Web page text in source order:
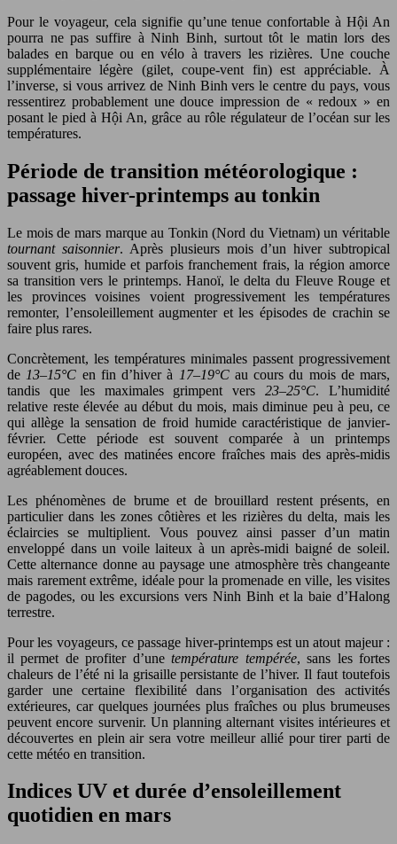
Pour le voyageur, cela signifie qu’une tenue confortable à Hội An
pourra ne pas suffire à Ninh Binh, surtout tôt le matin lors des
balades en barque ou en vélo à travers les rizières. Une couche
supplémentaire légère (gilet, coupe-vent fin) est appréciable. À
l’inverse, si vous arrivez de Ninh Binh vers le centre du pays, vous
ressentirez probablement une douce impression de « redoux » en
posant le pied à Hội An, grâce au rôle régulateur de l’océan sur les
températures.
Période de transition météorologique :
passage hiver-printemps au tonkin
Le mois de mars marque au Tonkin (Nord du Vietnam) un véritable
tournant saisonnier. Après plusieurs mois d’un hiver subtropical
souvent gris, humide et parfois franchement frais, la région amorce
sa transition vers le printemps. Hanoï, le delta du Fleuve Rouge et
les provinces voisines voient progressivement les températures
remonter, l’ensoleillement augmenter et les épisodes de crachin se
faire plus rares.
Concrètement, les températures minimales passent progressivement
de 13–15°C en fin d’hiver à 17–19°Cau cours du mois de mars,
tandis que les maximales grimpent vers23–25°C. L’humidité
relative reste élevée au début du mois, mais diminue peu à peu, ce
qui allège la sensation de froid humide caractéristique de janvier-
février. Cette période est souvent comparée à un printemps
européen, avec des matinées encore fraîches mais des après-midis
agréablement douces.
Les phénomènes de brume et de brouillard restent présents, en
particulier dans les zones côtières et les rizières du delta, mais les
éclaircies se multiplient. Vous pouvez ainsi passer d’un matin
enveloppé dans un voile laiteux à un après-midi baigné de soleil.
Cette alternance donne au paysage une atmosphère très changeante
mais rarement extrême, idéale pour la promenade en ville, les visites
de pagodes, ou les excursions vers Ninh Binh et la baie d’Halong
terrestre.
Pour les voyageurs, ce passage hiver-printemps est un atout majeur :
il permet de profiter d’unetempérature tempérée, sans les fortes
chaleurs de l’été ni la grisaille persistante de l’hiver. Il faut toutefois
garder une certaine flexibilité dans l’organisation des activités
extérieures, car quelques journées plus fraîches ou plus brumeuses
peuvent encore survenir. Un planning alternant visites intérieures et
découvertes en plein air sera votre meilleur allié pour tirer parti de
cette météo en transition.
Indices UV et durée d’ensoleillement
quotidien en mars